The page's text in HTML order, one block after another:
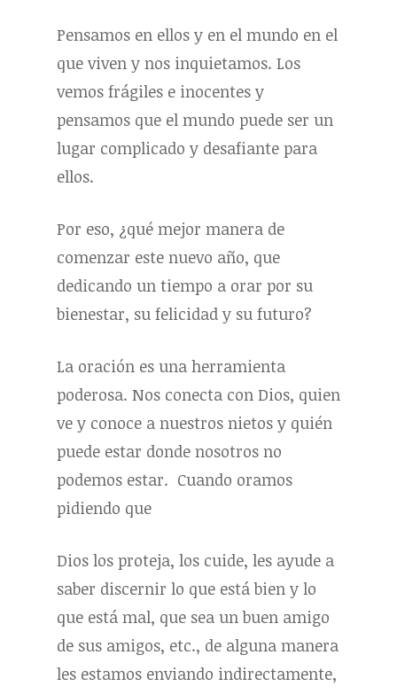
Pensamos en ellos y en el mundo en el
que viven y nos inquietamos. Los
vemos frágiles e inocentes y
pensamos que el mundo puede ser un
lugar complicado y desafiante para
ellos.
Por eso, ¿qué mejor manera de
comenzar este nuevo año, que
dedicando un tiempo a orar por su
bienestar, su felicidad y su futuro?
La oración es una herramienta
poderosa. Nos conecta con Dios, quien
ve y conoce a nuestros nietos y quién
puede estar donde nosotros no
podemos estar. Cuando oramos
pidiendo que
Dios los proteja, los cuide, les ayude a
saber discernir lo que está bien y lo
que está mal, que sea un buen amigo
de sus amigos, etc., de alguna manera
les estamos enviando indirectamente,